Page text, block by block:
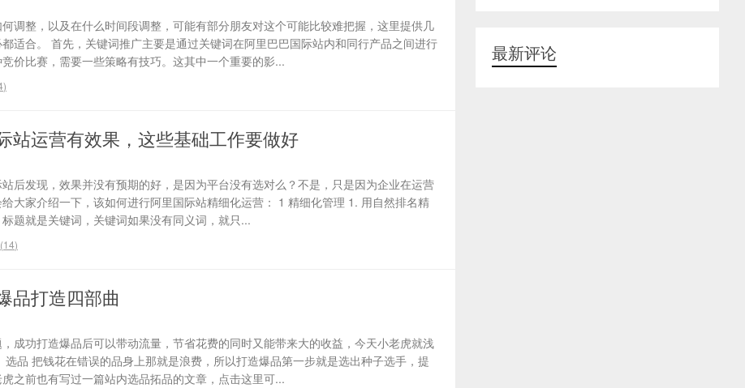
调整，以及在什么时间段调整，可能有部分朋友对这个可能比较难把握，这里提供几
适合。 首先，关键词推广主要是通过关键词在阿里巴巴国际站内和同行产品之间进行
价比赛，需要一些策略有技巧。这其中一个重要的影...
)
站运营有效果，这些基础工作要做好
后发现，效果并没有预期的好，是因为平台没有选对么？不是，只是因为企业在运营
大家介绍一下，该如何进行阿里国际站精细化运营： 1 精细化管理 1. 用自然排名精
题就是关键词，关键词如果没有同义词，就只...
14)
品打造四部曲
成功打造爆品后可以带动流量，节省花费的同时又能带来大的收益，今天小老虎就浅
品 把钱花在错误的品身上那就是浪费，所以打造爆品第一步就是选出种子选手，提
之前也有写过一篇站内选品拓品的文章，点击这里可...
最新评论